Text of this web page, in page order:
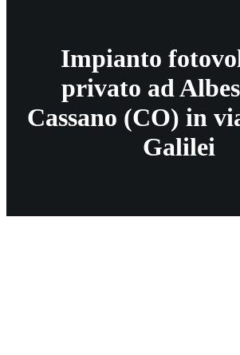
Impianto
privato ad
Cassano (CO) in
Galilei